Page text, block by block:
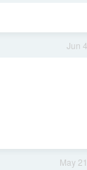
Jun 4
May 21